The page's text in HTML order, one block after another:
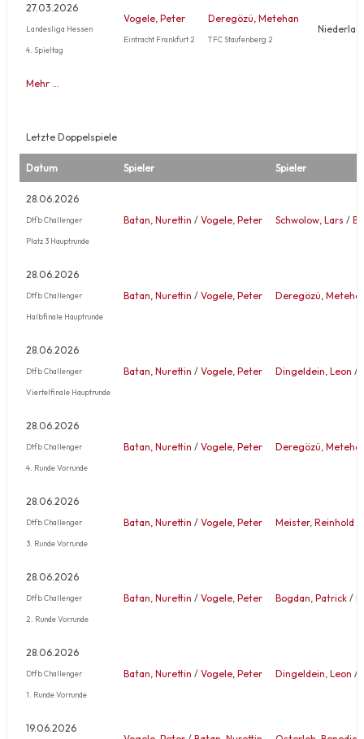
27.03.2026
Landesliga Hessen
4. Spieltag
Vogele, Peter
Eintracht Frankfurt 2
Deregözü, Metehan
TFC Staufenberg 2
Mehr …
Letzte Doppelspiele
Datum Spieler Spieler
28.06.2026
Dtfb Challenger
Platz 3 Hauptrunde
Batan, Nurettin / Vogele, Peter Schwolow, Lars /
28.06.2026
Dtfb Challenger
Halbfinale Hauptrunde
Batan, Nurettin / Vogele, Peter Deregözü,
28.06.2026
Dtfb Challenger
Viertelfinale Hauptrunde
Batan, Nurettin / Vogele, Peter Dingeldein, Leon /
28.06.2026
Dtfb Challenger
4. Runde Vorrunde
Batan, Nurettin / Vogele, Peter Deregözü,
28.06.2026
Dtfb Challenger
3. Runde Vorrunde
Batan, Nurettin / Vogele, Peter Meister, Reinhold
28.06.2026
Dtfb Challenger
2. Runde Vorrunde
Batan, Nurettin / Vogele, Peter Bogdan, Patrick /
28.06.2026
Dtfb Challenger
1. Runde Vorrunde
Batan, Nurettin / Vogele, Peter Dingeldein, Leon /
19.06.2026